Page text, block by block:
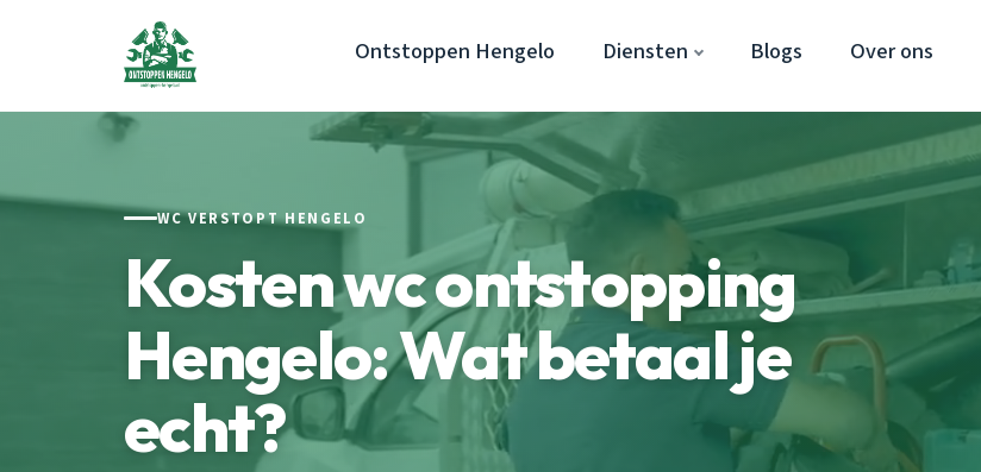
Ontstoppen Hengelo Diensten Blogs Over ons
WC VERSTOPT HENGELO
Kosten wc ontstopping
Hengelo: Wat betaal je
echt?